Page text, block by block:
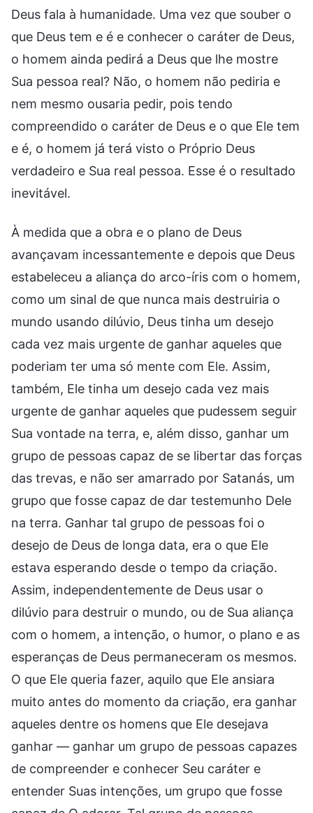
Deus fala à humanidade. Uma vez que souber o
que Deus tem e é e conhecer o caráter de Deus,
o homem ainda pedirá a Deus que lhe mostre
Sua pessoa real? Não, o homem não pediria e
nem mesmo ousaria pedir, pois tendo
compreendido o caráter de Deus e o que Ele tem
e é, o homem já terá visto o Próprio Deus
verdadeiro e Sua real pessoa. Esse é o resultado
inevitável.
À medida que a obra e o plano de Deus
avançavam incessantemente e depois que Deus
estabeleceu a aliança do arco-íris com o homem,
como um sinal de que nunca mais destruiria o
mundo usando dilúvio, Deus tinha um desejo
cada vez mais urgente de ganhar aqueles que
poderiam ter uma só mente com Ele. Assim,
também, Ele tinha um desejo cada vez mais
urgente de ganhar aqueles que pudessem seguir
Sua vontade na terra, e, além disso, ganhar um
grupo de pessoas capaz de se libertar das forças
das trevas, e não ser amarrado por Satanás, um
grupo que fosse capaz de dar testemunho Dele
na terra. Ganhar tal grupo de pessoas foi o
desejo de Deus de longa data, era o que Ele
estava esperando desde o tempo da criação.
Assim, independentemente de Deus usar o
dilúvio para destruir o mundo, ou de Sua aliança
com o homem, a intenção, o humor, o plano e as
esperanças de Deus permaneceram os mesmos.
O que Ele queria fazer, aquilo que Ele ansiara
muito antes do momento da criação, era ganhar
aqueles dentre os homens que Ele desejava
ganhar — ganhar um grupo de pessoas capazes
de compreender e conhecer Seu caráter e
entender Suas intenções, um grupo que fosse